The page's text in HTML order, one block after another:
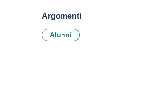
Argomenti
Alunni